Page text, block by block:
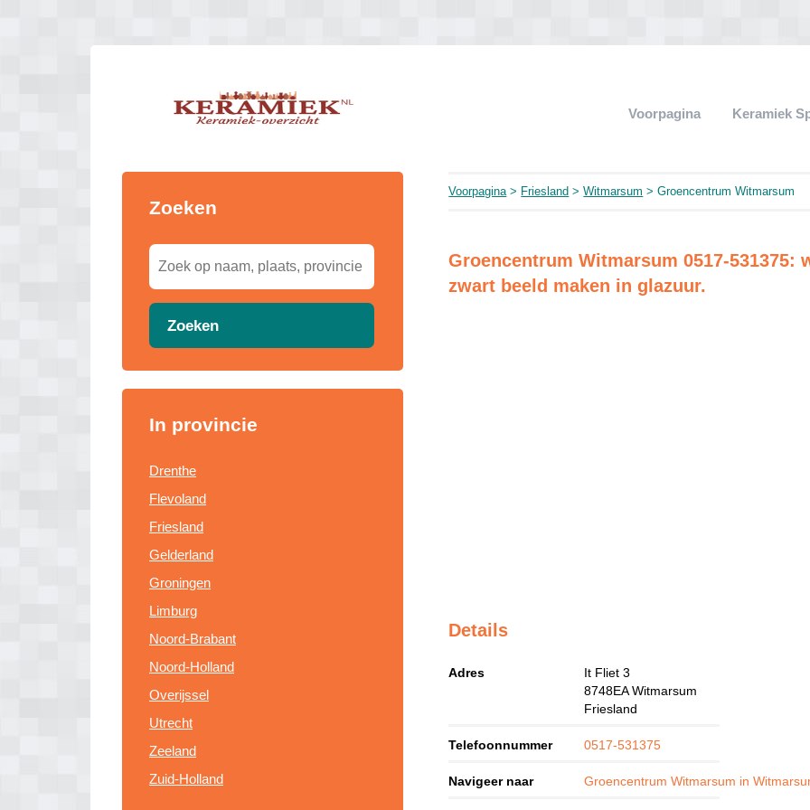
Voorpagina Keramiek
Zoeken
Zoeken
In provincie
Drenthe
Flevoland
Friesland
Gelderland
Groningen
Limburg
Noord-Brabant
Noord-Holland
Overijssel
Utrecht
Zeeland
Zuid-Holland
Voorpagina> Friesland >Witmarsum > Groencentrum Witmarsum
Groencentrum Witmarsum 0517-531375:
zwart beeld maken in glazuur.
Details
Adres
It Fliet 3
8748EA Witmarsum
Friesland
Telefoonnummer 0517-531375
Navigeer naar Groencentrum Witmarsum in